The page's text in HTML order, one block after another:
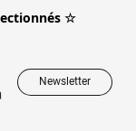
☆
Newsletter